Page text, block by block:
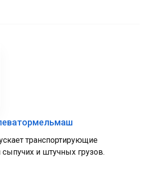
транспортирующие
и штучных грузов.